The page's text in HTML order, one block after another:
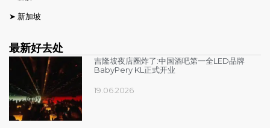
最新好去处
吉隆坡夜店圈炸了:中国酒吧第一全LED品牌
BabyPery KL正式开业
19.06.2026
➤ 新加坡